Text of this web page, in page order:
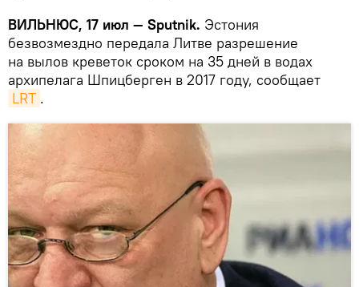
ВИЛЬНЮС, 17 июл — Sputnik. Эстония
безвозмездно передала Литве разрешение
на вылов креветок сроком на 35 дней в водах
архипелага Шпицберген в 2017 году, сообщает
LRT .